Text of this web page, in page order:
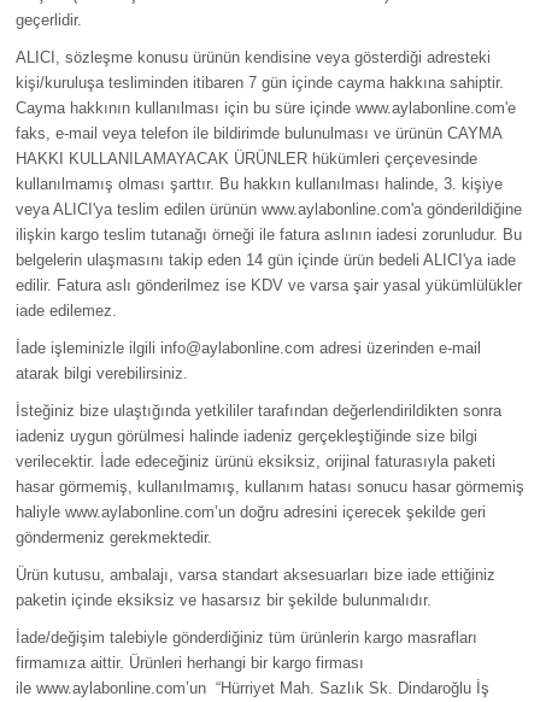
geçerlidir.
ALICI, sözleşme konusu ürünün kendisine veya gösterdiği adresteki
kişi/kuruluşa tesliminden itibaren 7 gün içinde cayma hakkına sahiptir.
Cayma hakkının kullanılması için bu süre içinde www.aylabonline.com'e
faks, e-mail veya telefon ile bildirimde bulunulması ve ürünün CAYMA
HAKKI KULLANILAMAYACAK ÜRÜNLER hükümleri çerçevesinde
kullanılmamış olması şarttır. Bu hakkın kullanılması halinde, 3. kişiye
veya ALICI'ya teslim edilen ürünün www.aylabonline.com'a gönderildiğine
ilişkin kargo teslim tutanağı örneği ile fatura aslının iadesi zorunludur. Bu
belgelerin ulaşmasını takip eden 14 gün içinde ürün bedeli ALICI'ya iade
edilir. Fatura aslı gönderilmez ise KDV ve varsa şair yasal yükümlülükler
iade edilemez.
İade işleminizle ilgili info@aylabonline.com adresi üzerinden e-mail
atarak bilgi verebilirsiniz.
İsteğiniz bize ulaştığında yetkililer tarafından değerlendirildikten sonra
iadeniz uygun görülmesi halinde iadeniz gerçekleştiğinde size bilgi
verilecektir. İade edeceğiniz ürünü eksiksiz, orijinal faturasıyla paketi
hasar görmemiş, kullanılmamış, kullanım hatası sonucu hasar görmemiş
haliyle www.aylabonline.com’un doğru adresini içerecek şekilde geri
göndermeniz gerekmektedir.
Ürün kutusu, ambalajı, varsa standart aksesuarları bize iade ettiğiniz
paketin içinde eksiksiz ve hasarsız bir şekilde bulunmalıdır.
İade/değişim talebiyle gönderdiğiniz tüm ürünlerin kargo masrafları
firmamıza aittir. Ürünleri herhangi bir kargo firması
ile www.aylabonline.com’un “Hürriyet Mah. Sazlık Sk. Dindaroğlu İş